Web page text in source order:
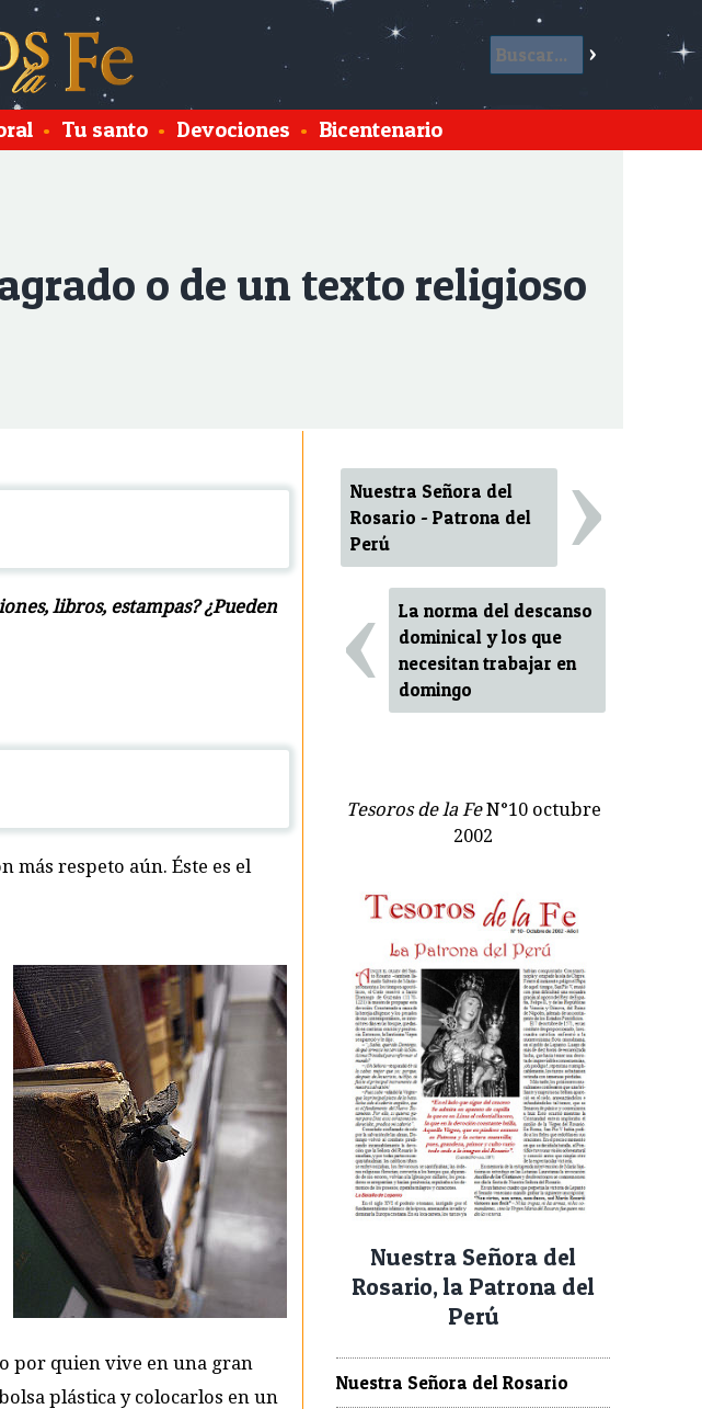
• Tu santo • Devociones • Bicentenario
o de un texto religioso
libros, estampas? ¿Pueden
más respeto aún. Éste es el
por quien vive en una gran
plástica y colocarlos en un
Nuestra Señora del
Rosario - Patrona del
Perú
›
‹
La norma del descanso
dominical y los que
necesitan trabajar en
domingo
Tesoros de la FeN°10 octubre
2002
Nuestra Señora del
Rosario, la Patrona del
Perú
Nuestra Señora del Rosario